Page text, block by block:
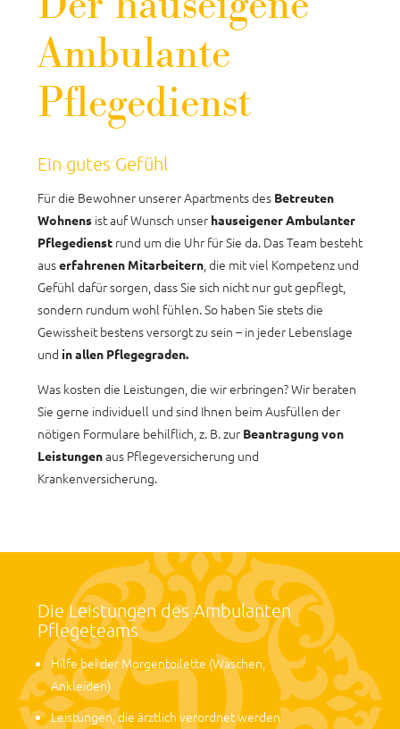
Ambulante
Pflegedienst
Ein gutes Gefühl
Für die Bewohner unserer Apartments des Betreuten
Wohnens ist auf Wunsch unser hauseigener Ambulanter
Pflegedienst rund um die Uhr für Sie da. Das Team besteht
auserfahrenen Mitarbeitern , die mit viel Kompetenz und
Gefühl dafür sorgen, dass Sie sich nicht nur gut gepflegt,
sondern rundum wohl fühlen. So haben Sie stets die
Gewissheit bestens versorgt zu sein – in jeder Lebenslage
und inallen Pflegegraden.
Was kosten die Leistungen, die wir erbringen? Wir beraten
Sie gerne individuell und sind Ihnen beim Ausfüllen der
nötigen Formulare behilflich, z. B. zur Beantragung von
Leistungenaus Pflegeversicherung und
Krankenversicherung.
Die Leistungen des Ambulanten
Pflegeteams
Hilfe bei der Morgentoilette (Waschen,
Ankleiden)
Leistungen, die ärztlich verordnet werden